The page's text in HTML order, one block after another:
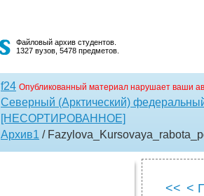
Файловый архив студентов.
1327 вузов, 5478 предметов.
f24 Опубликованный материал нарушает ваши
Северный (Арктический)
[НЕСОРТИРОВАННОЕ]
Архив1 /
<< <